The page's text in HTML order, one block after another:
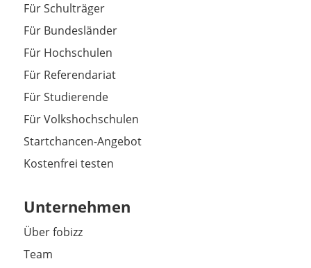
Für Schulträger
Für Bundesländer
Für Hochschulen
Für Referendariat
Für Studierende
Für Volkshochschulen
Startchancen-Angebot
Kostenfrei testen
Unternehmen
Über fobizz
Team